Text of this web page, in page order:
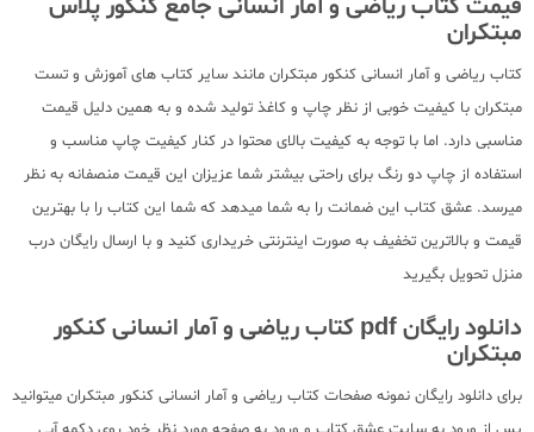
قیمت کتاب ریاضی و آمار انسانی جامع کنکور پلاس
مبتکران
کتاب ریاضی و آمار انسانی کنکور مبتکران مانند سایر کتاب های آموزش و تست
مبتکران با کیفیت خوبی از نظر چاپ و کاغذ تولید شده و به همین دلیل قیمت
مناسبی دارد. اما با توجه به کیفیت بالای محتوا در کنار کیفیت چاپ مناسب و
استفاده از چاپ دو رنگ برای راحتی بیشتر شما عزیزان این قیمت منصفانه به نظر
میرسد. عشق کتاب این ضمانت را به شما میدهد که شما این کتاب را با بهترین
قیمت و بالاترین تخفیف به صورت اینترنتی خریداری کنید و با ارسال رایگان درب
منزل تحویل بگیرید
دانلود رایگان pdf کتاب ریاضی و آمار انسانی کنکور
مبتکران
برای دانلود رایگان نمونه صفحات کتاب ریاضی و آمار انسانی کنکور مبتکران میتوانید